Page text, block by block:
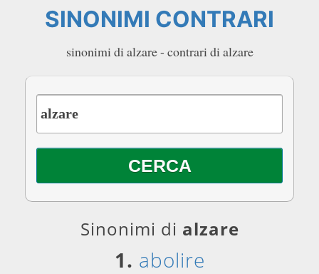
SINONIMI CONTRARI
sinonimi di alzare - contrari di alzare
Sinonimi di alzare
1. abolire